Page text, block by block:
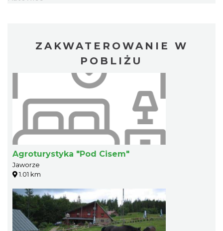
ZAKWATEROWANIE W
POBLIŻU
Agroturystyka "Pod Cisem"
Jaworze
1.01 km